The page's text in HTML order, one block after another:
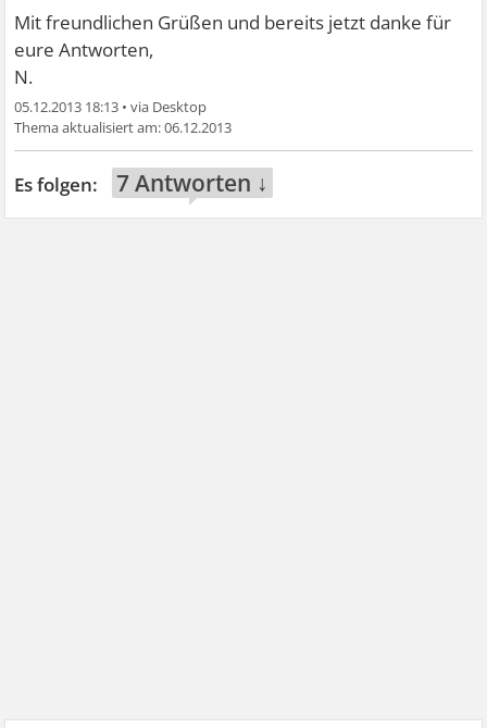
Mit freundlichen Grüßen und bereits jetzt danke für
eure Antworten,
N.
05.12.2013 18:13 •
06.12.2013
7 Antworten ↓